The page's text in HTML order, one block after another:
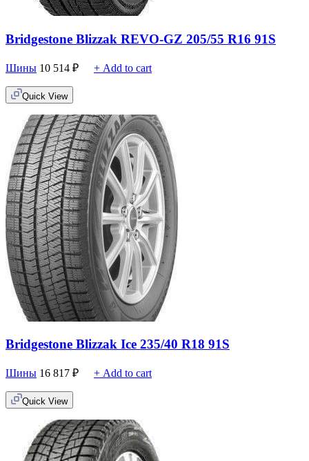
Bridgestone Blizzak REVO-GZ 205/55 R16 91S
Шины 10 514 ₽ + Add to cart
Quick View
Bridgestone Blizzak Ice 235/40 R18 91S
Шины 16 817 ₽ + Add to cart
Quick View